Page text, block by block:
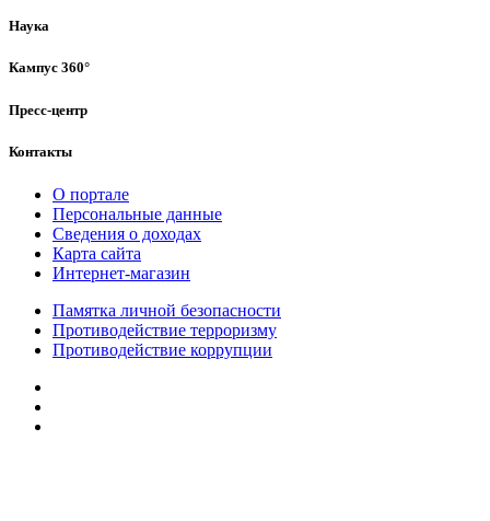
Наука
Кампус 360°
Пресс-центр
Контакты
О портале
Персональные данные
Сведения о доходах
Карта сайта
Интернет-магазин
Памятка личной безопасности
Противодействие терроризму
Противодействие коррупции